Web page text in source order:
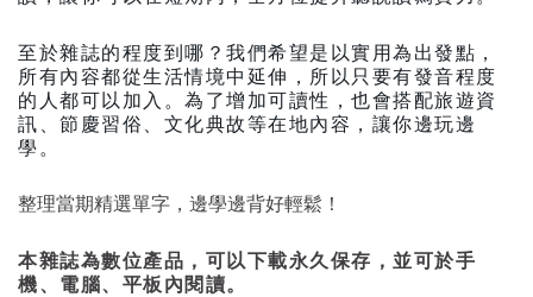
至於雜誌的程度到哪？我們希望是以實用為出發點，
所有內容都從生活情境中延伸，所以只要有發音程度
的人都可以加入。為了增加可讀性，也會搭配旅遊資
訊、節慶習俗、文化典故等在地內容，讓你邊玩邊
學。
整理當期精選單字，邊學邊背好輕鬆！
本雜誌為數位產品，可以下載永久保存，並可於手
機、電腦、平板內閱讀。